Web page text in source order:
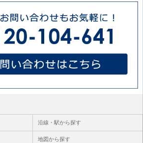
沿線・駅から探す
地図から探す